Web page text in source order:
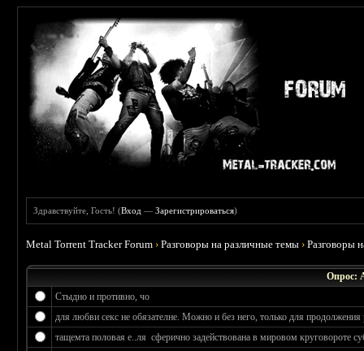
Здравствуйте, Гость! (Вход —Зарегистрироваться)
Metal Torrent Tracker Forum ›Разговоры на различные темы ›Разговоры
Опрос:
Стыдно и противно, чо
для любви секс не обязателне. Можно и без него, только для продолжения
тащемта половая е..ля сферично задействована в мировом круговороте